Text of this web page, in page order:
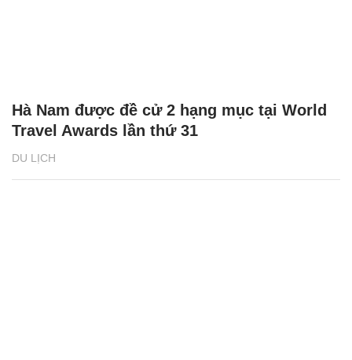
DU LỊCH
Hà Nam được đề cử 2 hạng mục tại World
Travel Awards lần thứ 31